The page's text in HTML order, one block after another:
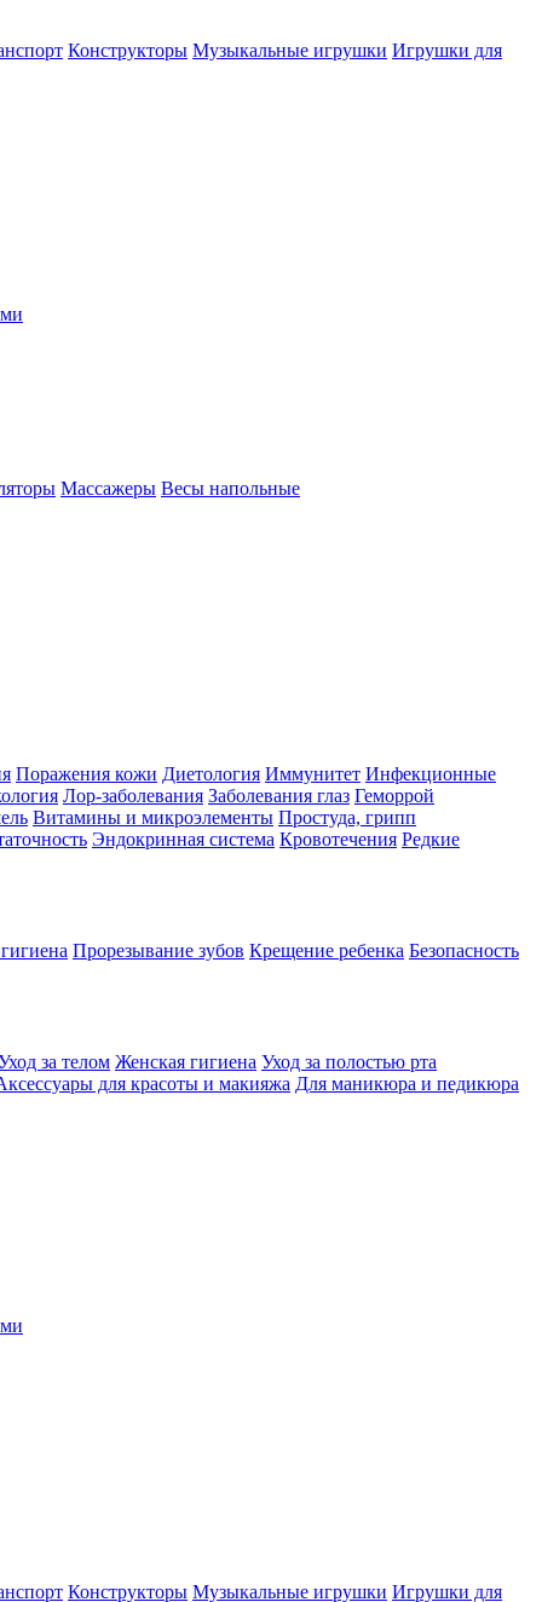
Конструкторы Музыкальные игрушки Игрушки для
Массажеры Весы напольные
Поражения кожи Диетология Иммунитет Инфекционные
Лор-заболевания Заболевания глаз Геморрой
Витамины и микроэлементы Простуда, грипп
Эндокринная система Кровотечения Редкие
Прорезывание зубов Крещение ребенка Безопасность
за телом Женская гигиена Уход за полостью рта
для красоты и макияжа Для маникюра и педикюра
Конструкторы Музыкальные игрушки Игрушки для